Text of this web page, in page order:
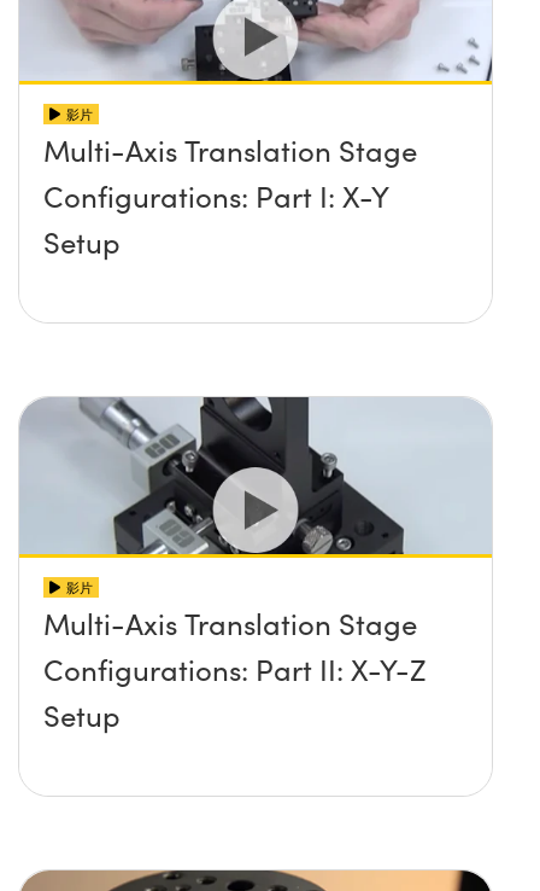
影片
Multi-Axis Translation Stage
Configurations: Part I: X-Y
Setup
影片
Multi-Axis Translation Stage
Configurations: Part II: X-Y-Z
Setup